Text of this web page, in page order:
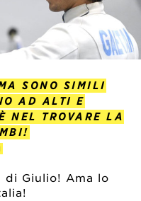
SONO SIMILI
AD ALTI E
NEL TROVARE LA
di Giulio! Ama lo